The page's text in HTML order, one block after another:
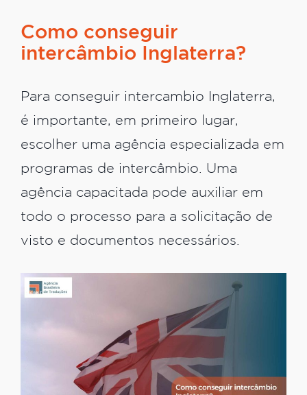
Como conseguir
intercâmbio Inglaterra?
Para conseguir intercambio Inglaterra,
é importante, em primeiro lugar,
escolher uma agência especializada em
programas de intercâmbio. Uma
agência capacitada pode auxiliar em
todo o processo para a solicitação de
visto e documentos necessários.